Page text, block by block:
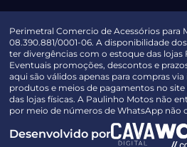
Perimetral Comercio de Acessórios para
08.390.881/0001-06. A disponibilidade
ter divergências com o estoque das lojas
Eventuais promoções, descontos e
aqui são válidos apenas para compras
produtos e meios de pagamentos no
das lojas físicas. A Paulinho Motos não
por meio de números de WhatsApp não
Desenvolvido por